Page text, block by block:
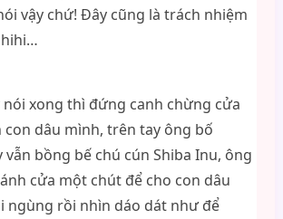
vậy chứ! Đây cũng là trách nhiệm
nói xong thì đứng canh chừng cửa
con dâu mình, trên tay ông bố
vẫn bồng bế chú cún Shiba Inu, ông
cửa một chút để cho con dâu
ngùng rồi nhìn dáo dát như để